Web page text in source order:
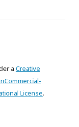
a Creative
License.